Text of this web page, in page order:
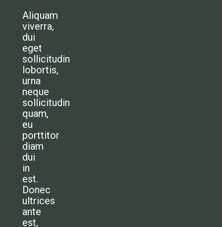
Aliquam
viverra,
dui
eget
sollicitudin
lobortis,
urna
neque
sollicitudin
quam,
eu
porttitor
diam
dui
in
est.
Donec
ultrices
ante
est,